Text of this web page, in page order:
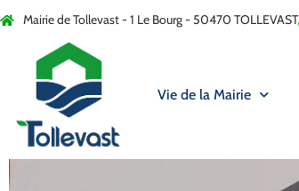
Mairie de Tollevast - 1 Le Bourg - 50470 TOLLEVAST
Vie de la Mairie